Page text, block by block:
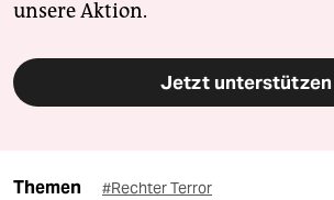
unsere Aktion.
Jetzt unterstützen
Themen #Rechter Terror